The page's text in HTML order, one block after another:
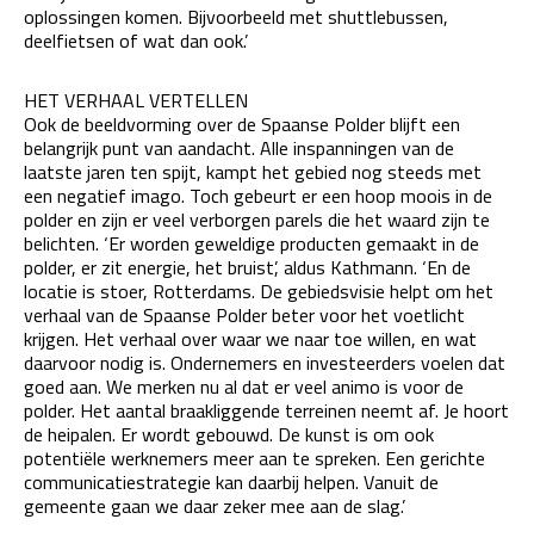
oplossingen komen. Bijvoorbeeld met shuttlebussen,
deelfietsen of wat dan ook.’
HET VERHAAL VERTELLEN
Ook de beeldvorming over de Spaanse Polder blijft een
belangrijk punt van aandacht. Alle inspanningen van de
laatste jaren ten spijt, kampt het gebied nog steeds met
een negatief imago. Toch gebeurt er een hoop moois in de
polder en zijn er veel verborgen parels die het waard zijn te
belichten. ‘Er worden geweldige producten gemaakt in de
polder, er zit energie, het bruist’, aldus Kathmann. ‘En de
locatie is stoer, Rotterdams. De gebiedsvisie helpt om het
verhaal van de Spaanse Polder beter voor het voetlicht
krijgen. Het verhaal over waar we naar toe willen, en wat
daarvoor nodig is. Ondernemers en investeerders voelen dat
goed aan. We merken nu al dat er veel animo is voor de
polder. Het aantal braakliggende terreinen neemt af. Je hoort
de heipalen. Er wordt gebouwd. De kunst is om ook
potentiële werknemers meer aan te spreken. Een gerichte
communicatiestrategie kan daarbij helpen. Vanuit de
gemeente gaan we daar zeker mee aan de slag.’